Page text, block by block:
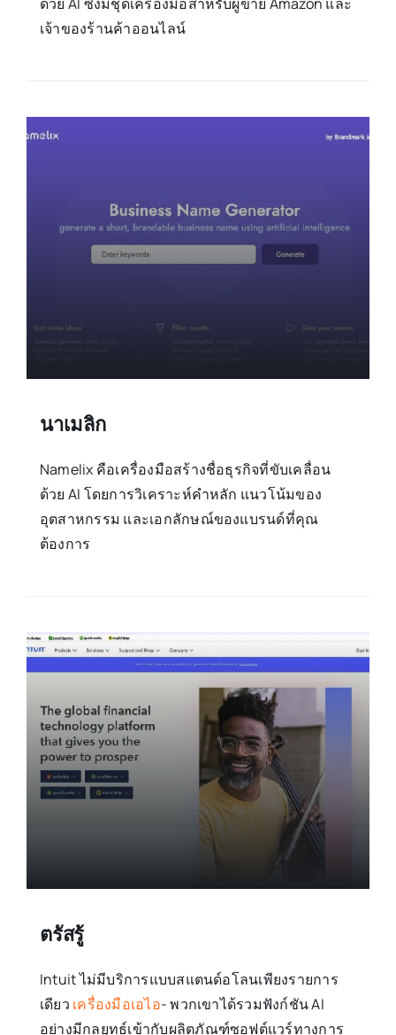
เจ้าของร้านค้าออนไลน์
นาเมลิก
Namelix คือเครื่องมือสร้างชื่อธุรกิจที่ขับเคลื่อน
ด้วย AI โดยการวิเคราะห์คำหลัก แนวโน้มของ
อุตสาหกรรม และเอกลักษณ์ของแบรนด์ที่คุณ
ต้องการ
ตรัสรู้
Intuit ไม่มีบริการแบบสแตนด์อโลนเพียงรายการ
เดียว เครื่องมือเอไอ- พวกเขาได้รวมฟังก์ชัน AI
อย่างมีกลยุทธ์เข้ากับผลิตภัณฑ์ซอฟต์แวร์ทางการ